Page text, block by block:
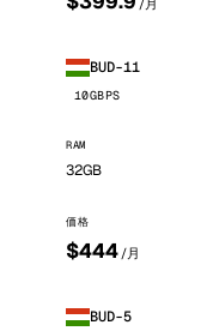
/月
BUD-11
10GBPS
RAM
32GB
価格
$444 /月
BUD-5